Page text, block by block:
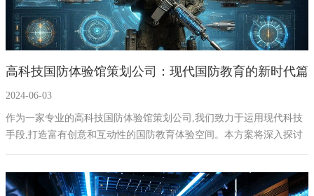
高科技国防体验馆策划公司：现代国防教育的新时代篇
章
2024-06-03
作为一家专业的高科技国防体验馆策划公司,我们致力于运用现代科技
手段,打造富有创意和互动性的国防教育体验空间。本方案将深入探讨
如何通过高科技手段,推进国防教育的现代化,设计出符合新时代要求的